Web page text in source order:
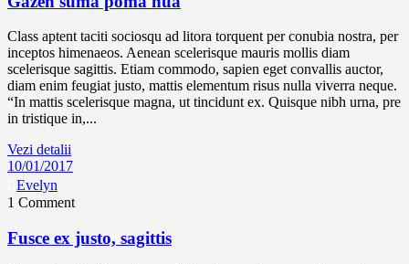
Class aptent taciti sociosqu ad litora torquent per conubia nostra, per
inceptos himenaeos. Aenean scelerisque mauris mollis diam
scelerisque sagittis. Etiam commodo, sapien eget convallis auctor,
diam enim feugiat justo, mattis elementum risus nulla viverra neque.
“In mattis scelerisque magna, ut tincidunt ex. Quisque nibh urna, pre
in tristique in,...
Vezi detalii
10/01/2017
Evelyn
1 Comment
Fusce ex justo, sagittis